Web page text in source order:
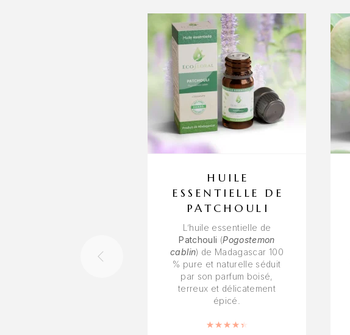
HUILE
ESSENTIELLE DE
PATCHOULI
L’huile essentielle de
Patchouli (Pogostemon
cablin) de Madagascar 100
% pure et naturelle séduit
par son parfum boisé,
terreux et délicatement
épicé.
Note